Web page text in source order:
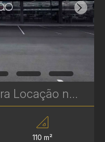
Loja Comercial para Locação no Centro Comercial Vila Lamu - 110 m² - Capão Raso – Curitiba | Ref. 688
110 m²